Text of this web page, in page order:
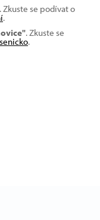
. Zkuste se podívat o
.
. Zkuste se
.